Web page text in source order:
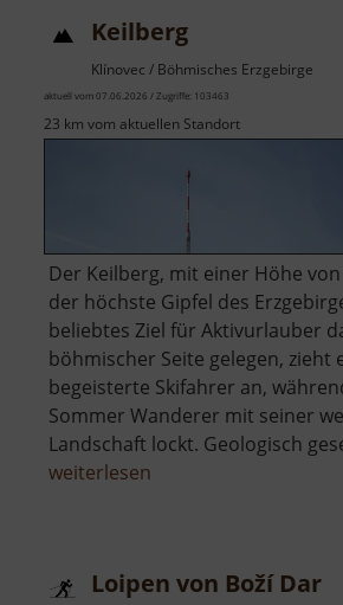
Keilberg
Klínovec / Böhmisches Erzgebirge
aktuell vom 07.06.2026 / Zugriffe: 103463
23 km vom aktuellen Standort
Der Keilberg, mit einer Höhe
der höchste Gipfel des
beliebtes Ziel für Aktivurlauber
böhmischer Seite gelegen, zieht
begeisterte Skifahrer an,
Sommer Wanderer mit seiner
Landschaft lockt. Geologisch
weiterlesen
Loipen von Boží Dar